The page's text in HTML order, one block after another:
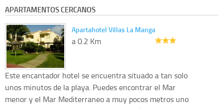
APARTAMENTOS CERCANOS
Apartahotel Villas La Manga
a 0.2 Km
Este encantador hotel se encuentra situado a tan solo
unos minutos de la playa. Puedes encontrar el Mar
menor y el Mar Mediterraneo a muy pocos metros uno